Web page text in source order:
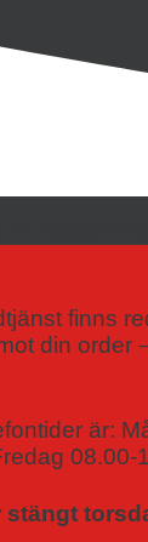
finns
din order
är:
08.00-
stängt